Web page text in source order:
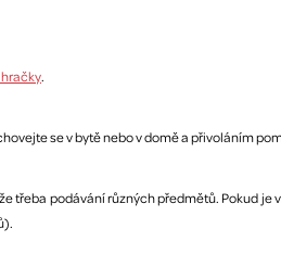
.
se v bytě nebo v domě a přivoláním
třeba podávání různých předmětů. Pokud